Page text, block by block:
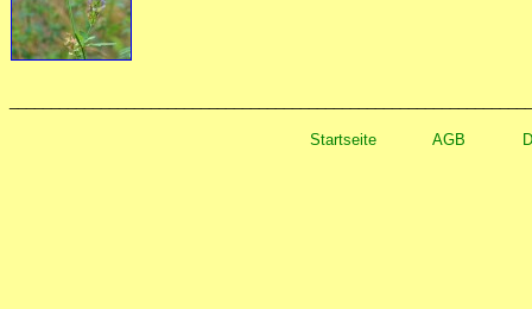
Startseite AGB